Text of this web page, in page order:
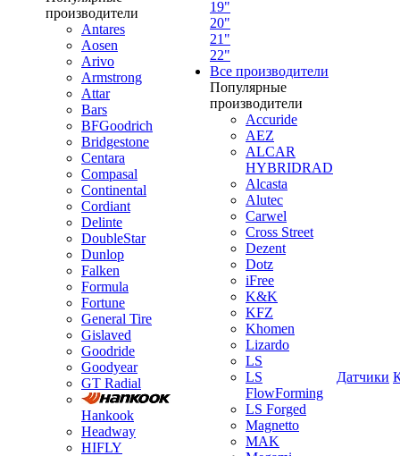
производители
Antares
Aosen
Arivo
Armstrong
Attar
Bars
BFGoodrich
Bridgestone
Centara
Compasal
Continental
Cordiant
Delinte
DoubleStar
Dunlop
Falken
Formula
Fortune
General Tire
Gislaved
Goodride
Goodyear
GT Radial
Hankook
Headway
HIFLY
19"
20"
21"
22"
Все производители
Популярные
производители
Accuride
AEZ
ALCAR
HYBRIDRAD
Alcasta
Alutec
Carwel
Cross Street
Dezent
Dotz
iFree
K&K
KFZ
Khomen
Lizardo
LS
LS
FlowForming
LS Forged
Magnetto
MAK
Датчики